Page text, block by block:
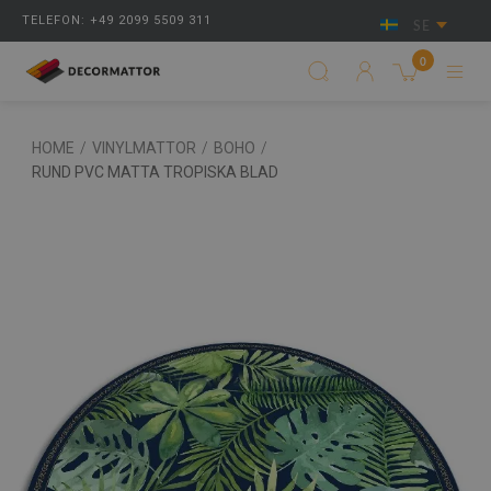
TELEFON: +49 2099 5509 311 SE
0
HOME / VINYLMATTOR / BOHO /
RUND PVC MATTA TROPISKA BLAD